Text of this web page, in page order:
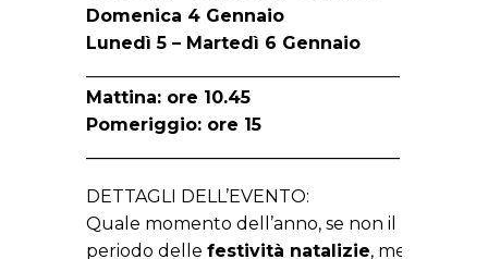
Domenica 4 Gennaio
Lunedì 5 – Martedì 6 Gennaio
Mattina: ore 10.45
Pomeriggio: ore 15
DETTAGLI DELL’EVENTO:
Quale momento dell’anno, se non il
periodo delle festività natalizie, meglio si